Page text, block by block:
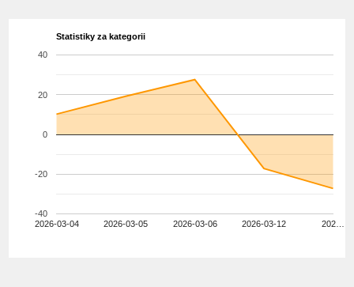
Statistiky za kategorii
2026-03-04 2026-03-05 2026-03-06 2026-03-12 202…
-40
-20
0
20
40